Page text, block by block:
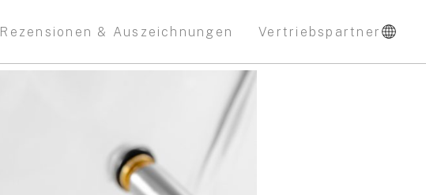
Rezensionen & Auszeichnungen Vertriebspartner